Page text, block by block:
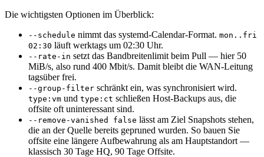
Die wichtigsten Optionen im Überblick:
--schedule nimmt das systemd-Calendar-Format. mon..fri
02:30 läuft werktags um 02:30 Uhr.
--rate-in setzt das Bandbreitenlimit beim Pull — hier 50
MiB/s, also rund 400 Mbit/s. Damit bleibt die WAN-Leitung
tagsüber frei.
--group-filter schränkt ein, was synchronisiert wird.
type:vm und type:ct schließen Host-Backups aus, die
offsite oft uninteressant sind.
--remove-vanished false lässt am Ziel Snapshots stehen,
die an der Quelle bereits gepruned wurden. So bauen Sie
offsite eine längere Aufbewahrung als am Hauptstandort —
klassisch 30 Tage HQ, 90 Tage Offsite.